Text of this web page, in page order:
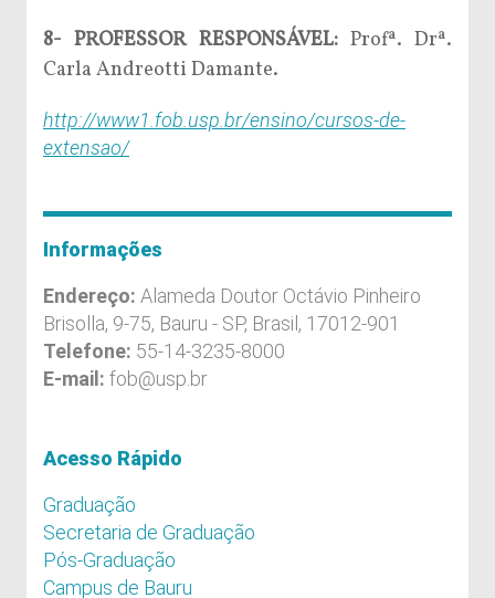
8- PROFESSOR RESPONSÁVEL:Profª. Drª.
Carla Andreotti Damante.
http://www1.fob.usp.br/ensino/cursos-de-
extensao/
Informações
Endereço: Alameda Doutor Octávio Pinheiro
Brisolla, 9-75, Bauru - SP, Brasil, 17012-901
Telefone: 55-14-3235-8000
E-mail: fob@usp.br
Acesso Rápido
Graduação
Secretaria de Graduação
Pós-Graduação
Campus de Bauru